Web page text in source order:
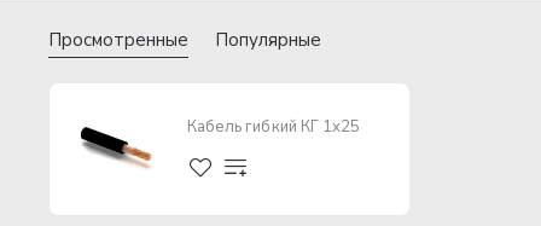
Просмотренные Популярные
Кабель гибкий КГ 1х25